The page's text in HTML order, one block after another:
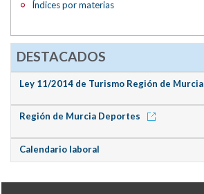
Índices por materias
DESTACADOS
Ley 11/2014 de Turismo Región de Murcia
Región de Murcia Deportes
Calendario laboral